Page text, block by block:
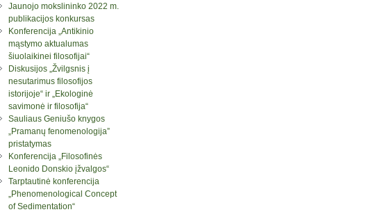
Jaunojo mokslininko 2022 m.
publikacijos konkursas
Konferencija „Antikinio
mąstymo aktualumas
šiuolaikinei filosofijai“
Diskusijos „Žvilgsnis į
nesutarimus filosofijos
istorijoje“ ir „Ekologinė
savimonė ir filosofija“
Sauliaus Geniušo knygos
„Pramanų fenomenologija”
pristatymas
Konferencija „Filosofinės
Leonido Donskio įžvalgos“
Tarptautinė konferencija
„Phenomenological Concept
of Sedimentation“